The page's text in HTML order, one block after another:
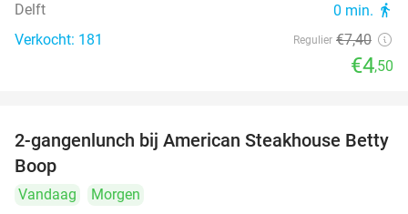
Delft 0 min. directions_walk
Verkocht: 181 Regulier €7,40
€4,50
40%
2-gangenlunch bij American Steakhouse Betty
Boop
Vandaag
Morgen